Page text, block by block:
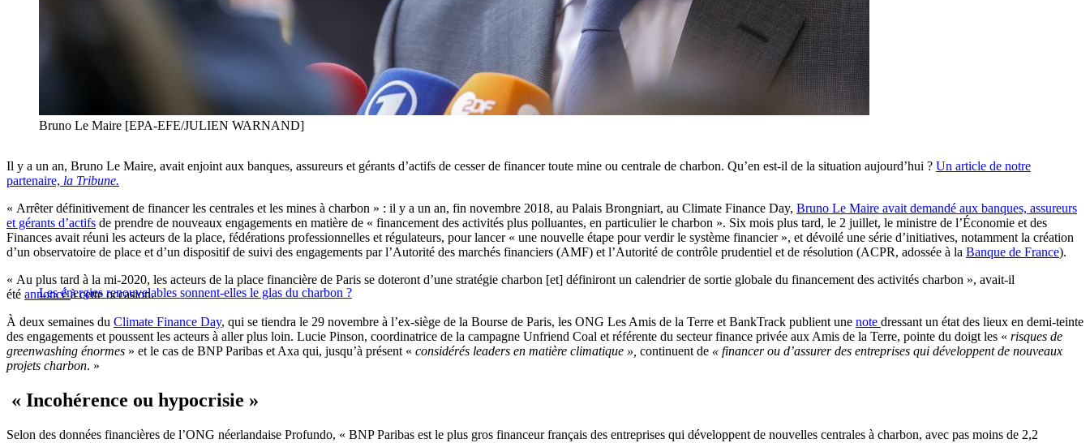
Bruno Le Maire [EPA-EFE/JULIEN WARNAND]
Il y a un an, Bruno Le Maire, avait enjoint aux banques, assureurs et gérants d’actifs de cesser de financer toute mine ou centrale de charbon. Qu’en est-il de la situation aujourd’hui ? Un article de notre
partenaire, la Tribune.
« Arrêter définitivement de financer les centrales et les mines à charbon » : il y a un an, fin novembre 2018, au Palais Brongniart, au Climate Finance Day, Bruno Le Maire avait demandé aux banques, assureurs
et gérants d’actifs de prendre de nouveaux engagements en matière de « financement des activités plus polluantes, en particulier le charbon ». Six mois plus tard, le 2 juillet, le ministre de l’Économie et des
Finances avait réuni les acteurs de la place, fédérations professionnelles et régulateurs, pour lancer « une nouvelle étape pour verdir le système financier », et dévoilé une série d’initiatives, notamment la création
d’un observatoire de place et d’un dispositif de suivi des engagements par l’Autorité des marchés financiers (AMF) et l’Autorité de contrôle prudentiel et de résolution (ACPR, adossée à la Banque de France).
Les énergies renouvelables sonnent-elles le glas du charbon ?
« Au plus tard à la mi-2020, les acteurs de la place financière de Paris se doteront d’une stratégie charbon [et] définiront un calendrier de sortie globale du financement des activités charbon », avait-il
été annoncéà cette occasion.
À deux semaines du Climate Finance Day, qui se tiendra le 29 novembre à l’ex-siège de la Bourse de Paris, les ONG Les Amis de la Terre et BankTrack publient une note dressant un état des lieux en demi-teinte
des engagements et poussent les acteurs à aller plus loin. Lucie Pinson, coordinatrice de la campagne Unfriend Coal et référente du secteur finance privée aux Amis de la Terre, pointe du doigt les « risques de
greenwashing énormes » et le cas de BNP Paribas et Axa qui, jusqu’à présent « considérés leaders en matière climatique », continuent de « financer ou d’assurer des entreprises qui développent de nouveaux
projets charbon. »
« Incohérence ou hypocrisie »
Selon des données financières de l’ONG néerlandaise Profundo, « BNP Paribas est le plus gros financeur français des entreprises qui développent de nouvelles centrales à charbon, avec pas moins de 2,2